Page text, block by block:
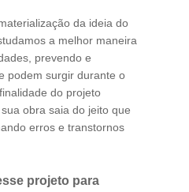
da ideia do
a melhor maneira
prevendo e
podem surgir durante o
do projeto
obra saia do jeito que
erros e transtornos
projeto para